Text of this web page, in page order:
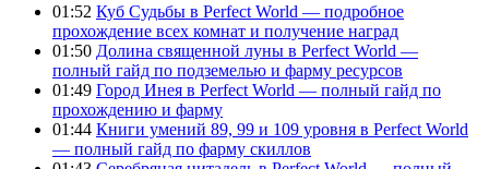
01:52 Куб Судьбы в Perfect World — подробное
прохождение всех комнат и получение наград
01:50 Долина священной луны в Perfect World —
полный гайд по подземелью и фарму ресурсов
01:49 Город Инея в Perfect World — полный гайд по
прохождению и фарму
01:44 Книги умений 89, 99 и 109 уровня в Perfect World
— полный гайд по фарму скиллов